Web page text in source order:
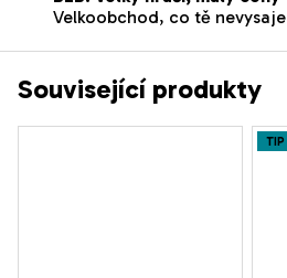
Velkoobchod, co tě nevysaje
Související produkty
TIP